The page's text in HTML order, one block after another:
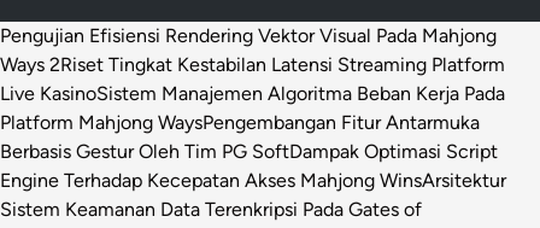
Pengujian Efisiensi Rendering Vektor Visual Pada Mahjong
Ways 2Riset Tingkat Kestabilan Latensi Streaming Platform
Live KasinoSistem Manajemen Algoritma Beban Kerja Pada
Platform Mahjong WaysPengembangan Fitur Antarmuka
Berbasis Gestur Oleh Tim PG SoftDampak Optimasi Script
Engine Terhadap Kecepatan Akses Mahjong WinsArsitektur
Sistem Keamanan Data Terenkripsi Pada Gates of